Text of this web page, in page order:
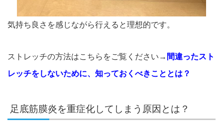
気持ち良さを感じながら行えると理想的です。
ストレッチの方法はこちらをご覧ください→ 間違ったスト
レッチをしないために、知っておくべきこととは？
足底筋膜炎を重症化してしまう原因とは？